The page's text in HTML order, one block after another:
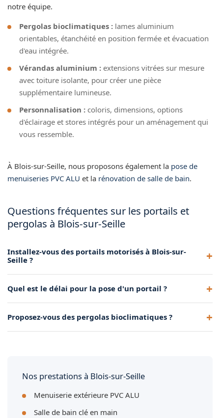
notre équipe.
Pergolas bioclimatiques : lames aluminium
orientables, étanchéité en position fermée et évacuation
d'eau intégrée.
Vérandas aluminium : extensions vitrées sur mesure
avec toiture isolante, pour créer une pièce
supplémentaire lumineuse.
Personnalisation : coloris, dimensions, options
d'éclairage et stores intégrés pour un aménagement qui
vous ressemble.
À Blois-sur-Seille, nous proposons également la pose de
menuiseries PVC ALU et la rénovation de salle de bain.
Questions fréquentes sur les portails et
pergolas à Blois-sur-Seille
Installez-vous des portails motorisés à Blois-sur-
Seille ?
sur-Seille, battants ou coulissants, avec télécommande et
système de sécurité intégré.
Quel est le délai pour la pose d'un portail ?
durée d'installation sur site est généralement d'une journée.
Proposez-vous des pergolas bioclimatiques ?
Nos prestations à Blois-sur-Seille
Menuiserie extérieure PVC ALU
Salle de bain clé en main